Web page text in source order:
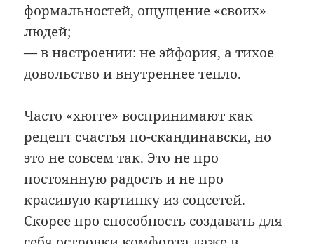
формальностей, ощущение «своих»
людей;
— в настроении: не эйфория, а тихое
довольство и внутреннее тепло.
Часто «хюгге» воспринимают как
рецепт счастья по-скандинавски, но
это не совсем так. Это не про
постоянную радость и не про
красивую картинку из соцсетей.
Скорее про способность создавать для